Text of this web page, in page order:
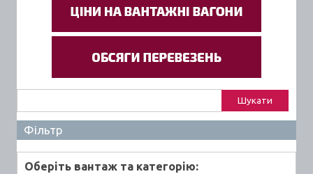
Фільтр
Оберiть вантаж та категорiю: